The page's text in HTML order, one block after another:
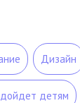
Дизайн
детям